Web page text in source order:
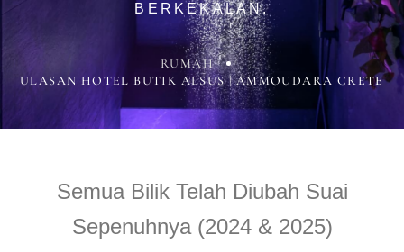
BERKEKALAN.
RUMAH
ULASAN HOTEL BUTIK ALSUS | AMMOUDARA CRETE
Semua Bilik Telah Diubah Suai
Sepenuhnya (2024 & 2025)